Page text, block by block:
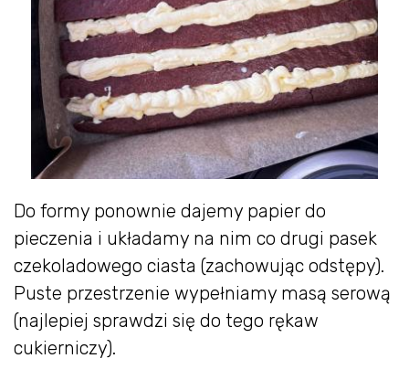
Do formy ponownie dajemy papier do
pieczenia i układamy na nim co drugi pasek
czekoladowego ciasta (zachowując odstępy).
Puste przestrzenie wypełniamy masą serową
(najlepiej sprawdzi się do tego rękaw
cukierniczy).